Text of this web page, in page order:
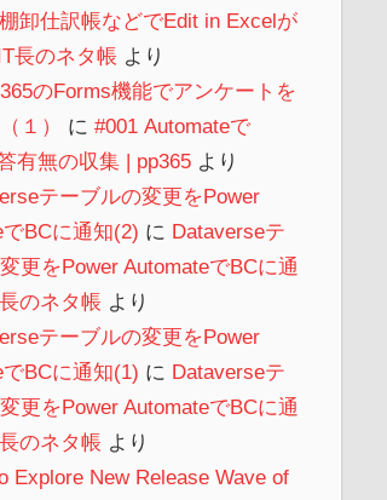
卸仕訳帳などでEdit in Excelが
長のネタ帳 より
のForms機能でアンケートを
１）
に #001 Automateで
有無の収集 | pp365より
テーブルの変更をPower
BCに通知(2) に Dataverseテ
更をPower AutomateでBCに通
のネタ帳 より
テーブルの変更をPower
BCに通知(1) に Dataverseテ
更をPower AutomateでBCに通
のネタ帳 より
Explore New Release Wave of